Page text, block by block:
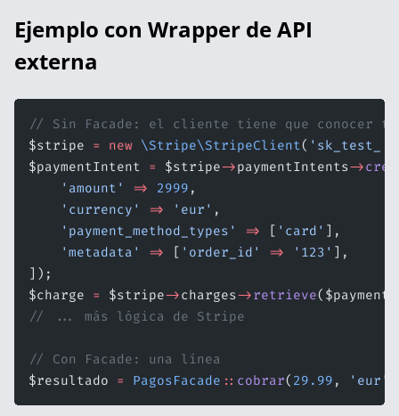
Ejemplo con Wrapper de API
externa
// Sin Facade: el cliente tiene que conocer
$stripe = new \Stripe\StripeClient(
$paymentIntent = $stripe->paymentIntents->
    'amount'
=> 2999 ,
    'currency'
=> 'eur' ,
    'payment_method_types'
=> [ 'card' ],
    'metadata'
=> [ 'order_id' => '123' ],
]);
$charge = $stripe->charges->retrieve
// ... más lógica de Stripe
// Con Facade: una línea
$resultado = PagosFacade :: cobrar( 29.99 , 'eur'